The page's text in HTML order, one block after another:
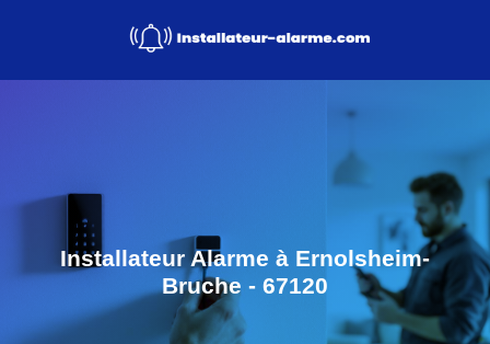
Installateur Alarme à Ernolsheim-
Bruche - 67120